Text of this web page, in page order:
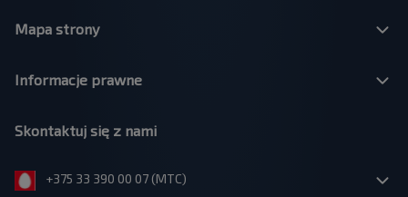
Mapa strony
Informacje prawne
Skontaktuj się z nami
+375 33 390 00 07 (МТС)